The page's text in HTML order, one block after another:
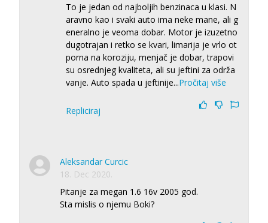
To je jedan od najboljih benzinaca u klasi. N
aravno kao i svaki auto ima neke mane, ali g
eneralno je veoma dobar. Motor je izuzetno
dugotrajan i retko se kvari, limarija je vrlo ot
porna na koroziju, menjač je dobar, trapovi
su osrednjeg kvaliteta, ali su jeftini za održa
vanje. Auto spada u jeftinije...Pročitaj više
Repliciraj
Aleksandar Curcic
18. Dec 2020.
Pitanje za megan 1.6 16v 2005 god.
Sta mislis o njemu Boki?